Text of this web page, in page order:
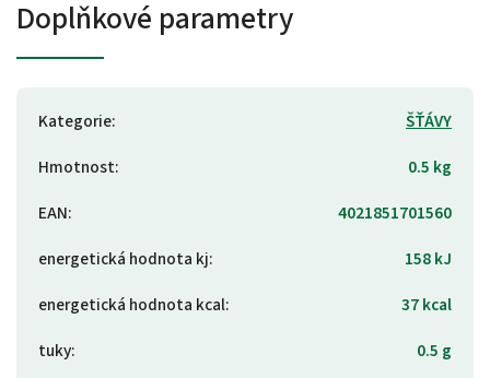
Doplňkové parametry
Kategorie:
ŠŤÁVY
Hmotnost:
0.5 kg
EAN:
4021851701560
energetická hodnota kj:
158 kJ
energetická hodnota kcal:
37 kcal
tuky:
0.5 g